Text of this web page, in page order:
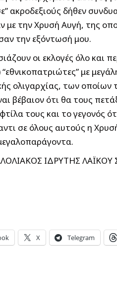
ακροδεξιούς δήθεν
με την Χρυσή Αυγή, της
την εξόντωσή μου.
οι εκλογές όλο
με
ολιγαρχίας, των
βέβαιον ότι θα τους
τους και το γεγονός
σε όλους αυτούς η
ΙΔΡΥΤΗΣ
X Telegram